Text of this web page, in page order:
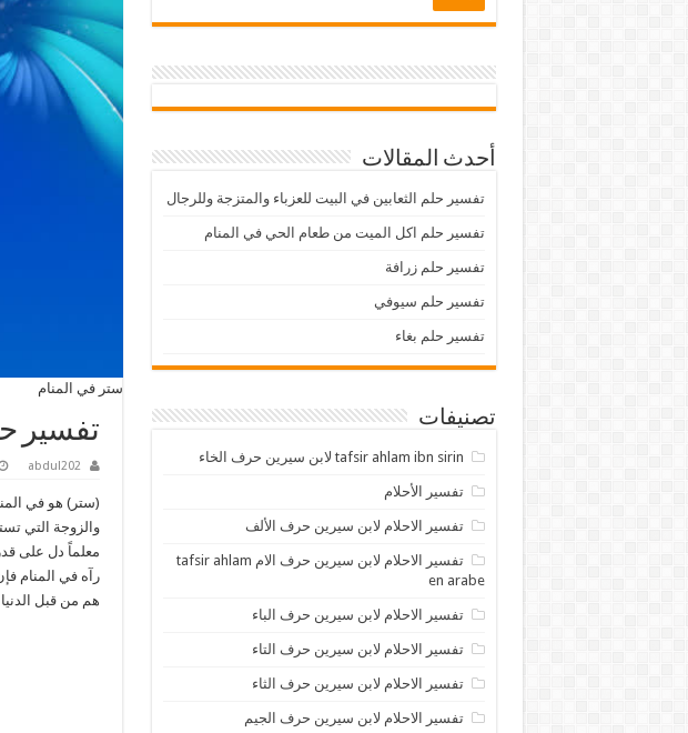
ستر في المنام
تفسير
abdul202
(ستر) هو في
والزوجة التي
معلماً دل على
رآه في المنام
هم من قبل
أحدث المقالات
تفسير حلم الثعابين في البيت للعزباء والمتزجة وللرجال
تفسير حلم اكل الميت من طعام الحي في المنام
تفسير حلم زرافة
تفسير حلم سيوفي
تفسير حلم بغاء
تصنيفات
tafsir ahlam ibn sirin لابن سيرين حرف الخاء
تفسير الأحلام
تفسير الاحلام لابن سيرين حرف الألف
تفسير الاحلام لابن سيرين حرف الام tafsir ahlam
en arabe
تفسير الاحلام لابن سيرين حرف الباء
تفسير الاحلام لابن سيرين حرف التاء
تفسير الاحلام لابن سيرين حرف الثاء
تفسير الاحلام لابن سيرين حرف الجيم